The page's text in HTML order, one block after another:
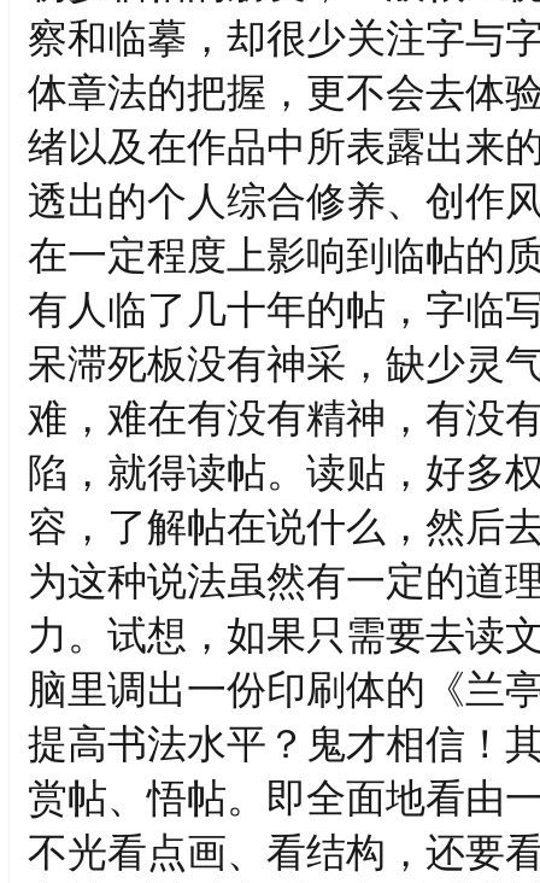
察和临摹，却很少关注字与
体章法的把握，更不会去体
绪以及在作品中所表露出来
透出的个人综合修养、创作
在一定程度上影响到临帖的
有人临了几十年的帖，字临
呆滞死板没有神采，缺少灵
难，难在有没有精神，有没
陷，就得读帖。读贴，好多
容，了解帖在说什么，然后
为这种说法虽然有一定的道
力。试想，如果只需要去读
脑里调出一份印刷体的《兰
提高书法水平？鬼才相信！
赏帖、悟帖。即全面地看由
不光看点画、看结构，还要